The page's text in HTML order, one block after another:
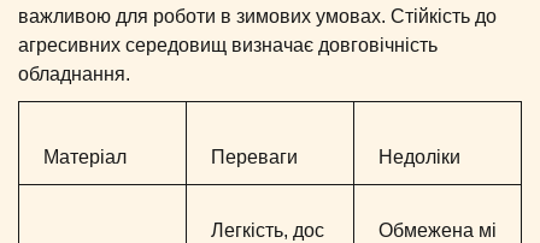
важливою для роботи в зимових умовах. Стійкість до
агресивних середовищ визначає довговічність
обладнання.
Матеріал Переваги Недоліки
Легкість, дос
Обмежена мі